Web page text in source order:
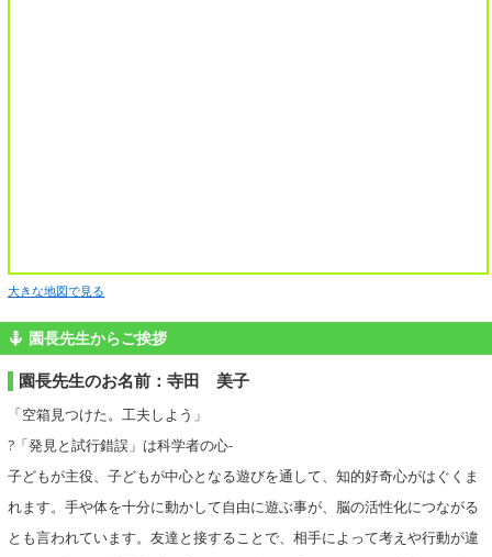
大きな地図で見る
園長先生からご挨拶
園長先生のお名前：寺田 美子
「空箱見つけた。工夫しよう」
?「発見と試行錯誤」は科学者の心-
子どもが主役、子どもが中心となる遊びを通して、知的好奇心がはぐくま
れます。手や体を十分に動かして自由に遊ぶ事が、脳の活性化につながる
とも言われています。友達と接することで、相手によって考えや行動が違